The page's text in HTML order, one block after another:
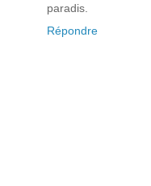
paradis.
Répondre